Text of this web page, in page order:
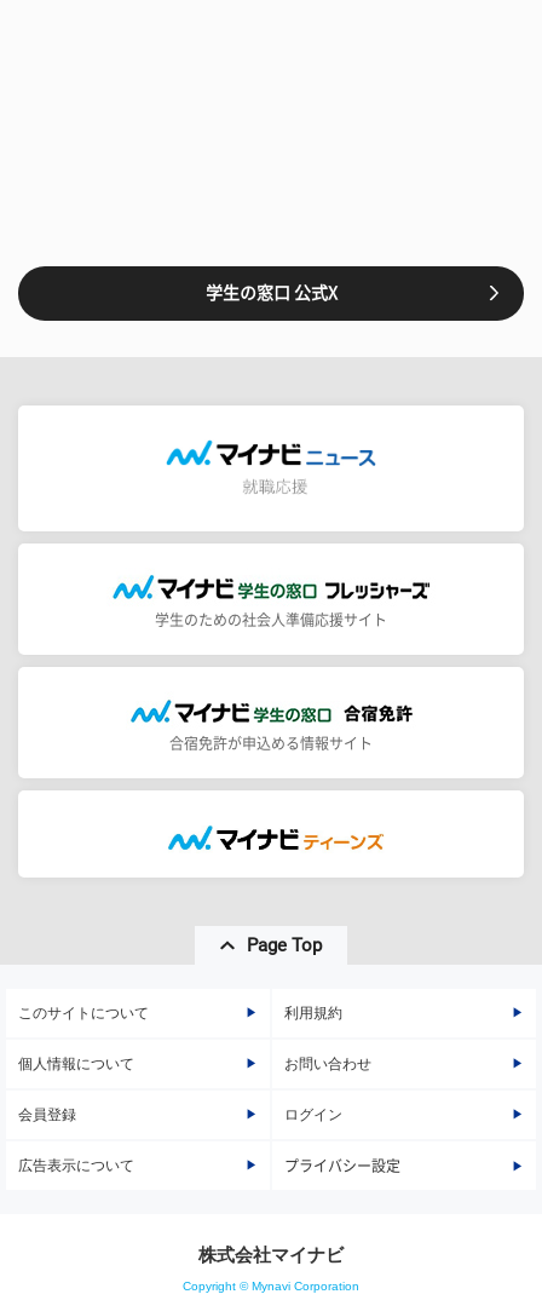
学生の窓口 公式X
学生のための社会人準備応援サイト
合宿免許が申込める情報サイト
Page Top
このサイトについて 利用規約
個人情報について お問い合わせ
会員登録 ログイン
広告表示について プライバシー設定
株式会社マイナビ
Copyright © Mynavi Corporation